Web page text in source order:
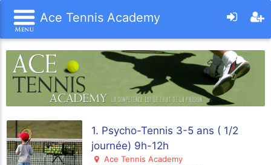
Ace Tennis Academy
1. Psycho-Tennis 3-5 ans ( 1/2
journée) 9h-12h
Ace Tennis Academy